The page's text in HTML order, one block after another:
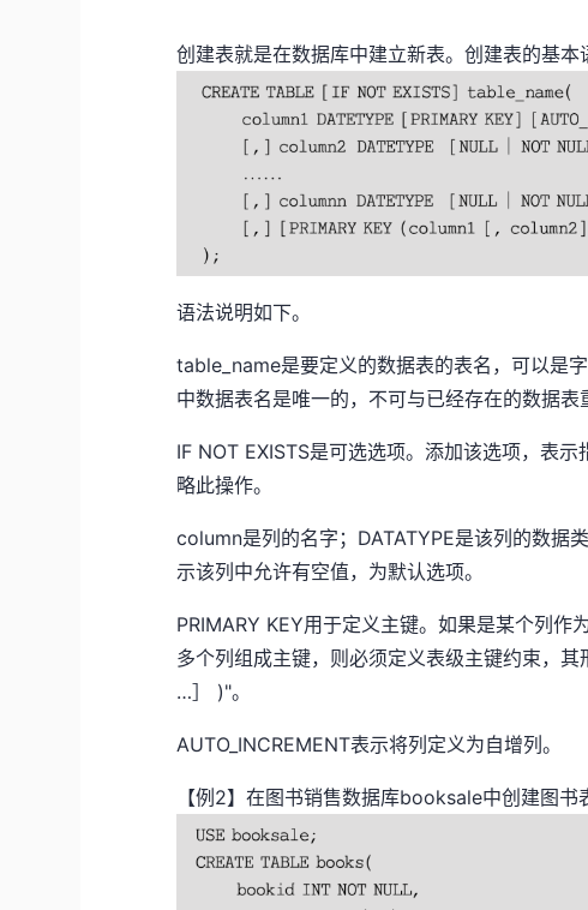
创建表就是在数据库中建立新表。创建表的基本
语法说明如下。
table_name是要定义的数据表的表名，可以是
中数据表名是唯一的，不可与已经存在的数据表
IF NOT EXISTS是可选选项。添加该选项，表
略此操作。
column是列的名字；DATATYPE是该列的数据
示该列中允许有空值，为默认选项。
PRIMARY KEY用于定义主键。如果是某个列
多个列组成主键，则必须定义表级主键约束，
…］ )"。
AUTO_INCREMENT表示将列定义为自增列。
【例2】在图书销售数据库booksale中创建图书